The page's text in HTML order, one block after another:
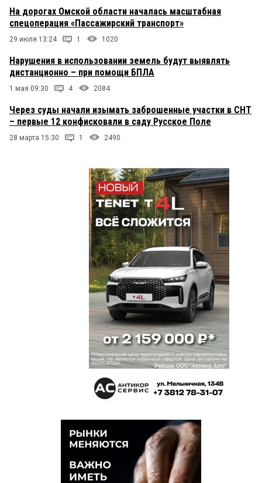
На дорогах Омской области началась масштабная
спецоперация «Пассажирский транспорт»
29 июля 13:24 1 1020
Нарушения в использовании земель будут выявлять
дистанционно – при помощи БПЛА
1 мая 09:30 4 2084
Через суды начали изымать заброшенные участки в СНТ
– первые 12 конфисковали в саду Русское Поле
28 марта 15:30 1 2490